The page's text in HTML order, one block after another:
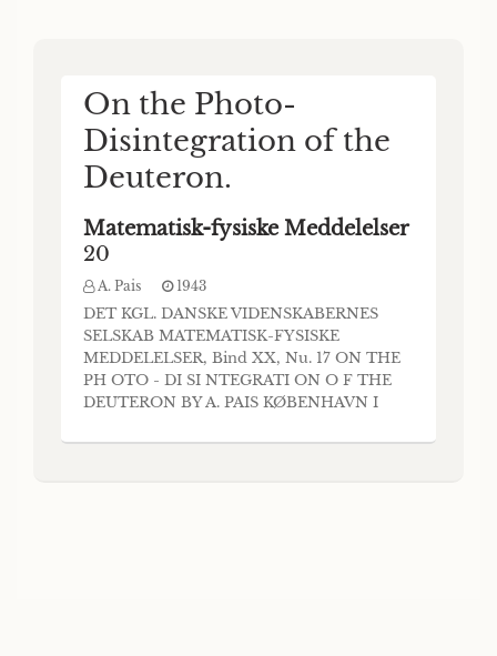
On the Photo-
Disintegration of the
Deuteron.
Matematisk-fysiske Meddelelser
20
A. Pais 1943
DET KGL. DANSKE VIDENSKABERNES
SELSKAB MATEMATISK-FYSISKE
MEDDELELSER, Bind XX, Nu. 17 ON THE
PH OTO - DI SI NTEGRATI ON O F THE
DEUTERON BY A. PAIS KØBENHAVN I
1943 Printed in Denmark. Bianco Lunos